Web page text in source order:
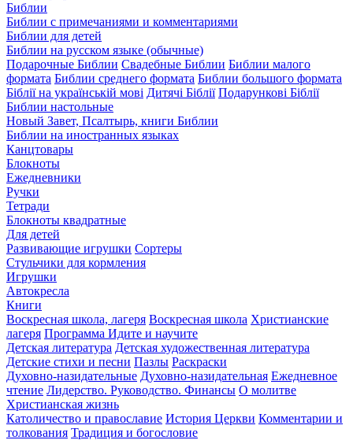
Библии
Библии с примечаниями и комментариями
Библии для детей
Библии на русском языке (обычные)
Подарочные Библии Свадебные Библии Библии малого
формата Библии среднего формата Библии большого формата
Біблії на українській мові Дитячі Біблії Подарункові Біблії
Библии настольные
Новый Завет, Псалтырь, книги Библии
Библии на иностранных языках
Канцтовары
Блокноты
Ежедневники
Ручки
Тетради
Блокноты квадратные
Для детей
Развивающие игрушки Сортеры
Стульчики для кормления
Игрушки
Автокресла
Книги
Воскресная школа, лагеря Воскресная школа Христианские
лагеря Программа Идите и научите
Детская литература Детская художественная литература
Детские стихи и песни Пазлы Раскраски
Духовно-назидательные Духовно-назидательная Ежедневное
чтение Лидерство. Руководство. Финансы О молитве
Христианская жизнь
Католичество и православие История Церкви Комментарии и
толкования Традиция и богословие